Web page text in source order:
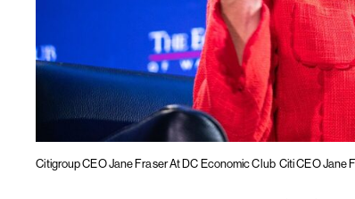
Citigroup CEO Jane Fraser At DC Economic Club Citi CEO Jane